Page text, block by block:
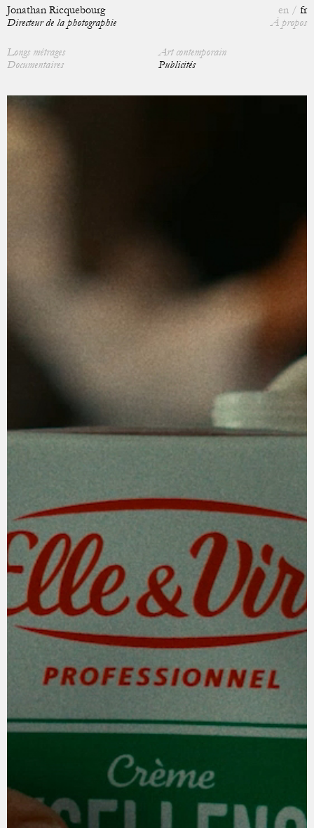
en
fr
À propos
Jonathan Ricquebourg
Directeur de la photographie
Longs métrages
Art contemporain
Documentaires
Publicités